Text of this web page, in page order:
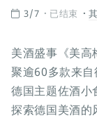
3/7 已结束
美酒盛事《美
聚逾60多款来
德国主题佐酒小
探索德国美酒的